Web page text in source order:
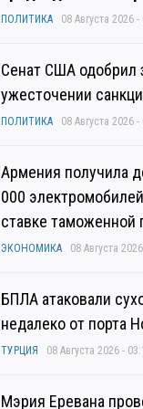
ПОЛИТИКА 08 Августа 2026 -
Сенат США одобрил
ужесточении
ПОЛИТИКА 08 Августа 2026 -
Армения получила
000
ставке таможенной
ЭКОНОМИКА 08 Августа
БПЛА атаковали
недалеко от порта
ТУРЦИЯ 08 Августа 2026 -
Мэрия Еревана